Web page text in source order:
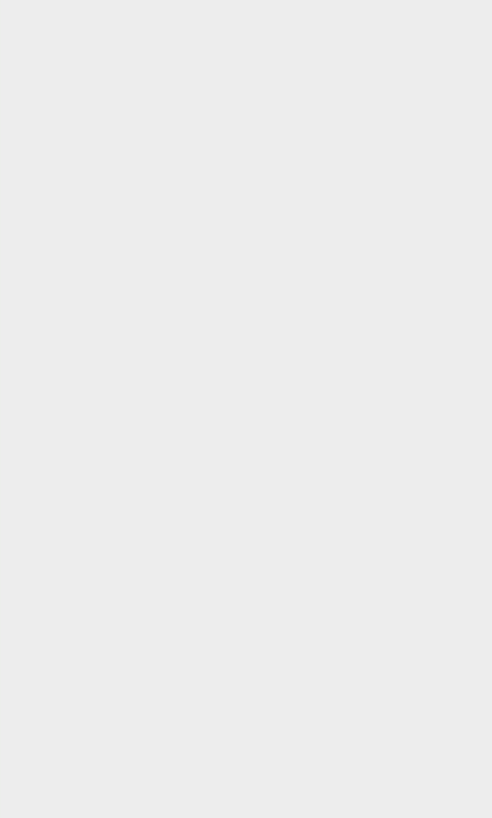
le 3e degré ;
d’assistance parentale agréée par l’État ;
socio-éducatif agréé par l’État ;
motivée des parents. Les dispenses sont
journée ;
une journée.
ne peut dépasser quinze jours dont cinq jours
à une formation scolaire.
il n’y a donc aucune obligation pour les parents
la présence de leurs enfants en classe.